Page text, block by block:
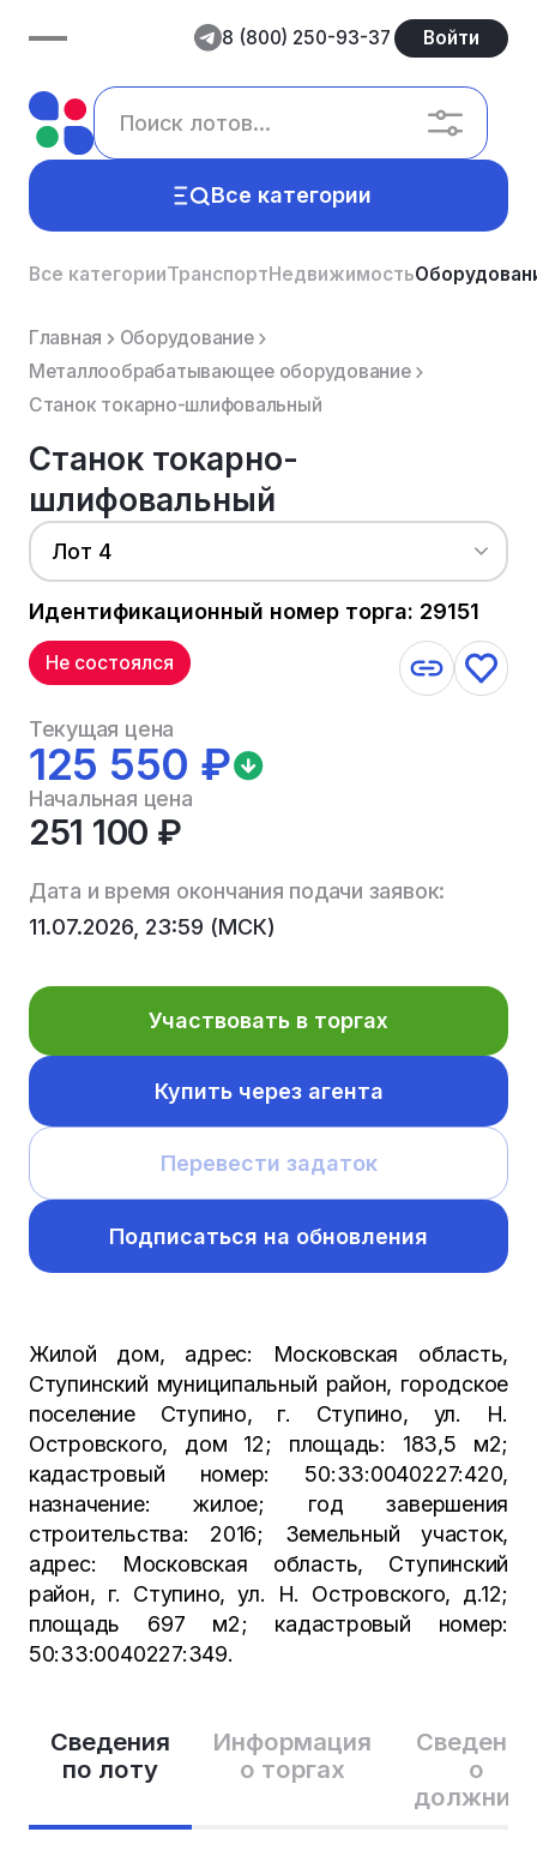
8 (800) 250-93-37 Войти
Все категории
Все категорииТранспортНедвижимость
Главная
Оборудование
Металлообрабатывающее оборудование
Станок токарно-шлифовальный
Станок токарно-
шлифовальный
Лот 4
Идентификационный номер торга: 29151
Сведения
по лоту
Информация
о торгах
Сведения
о
Не состоялся
Текущая цена
125 550 ₽
Начальная цена
251 100 ₽
Дата и время окончания подачи заявок:
11.07.2026, 23:59 (МСК)
Участвовать в торгах
Купить через агента
Перевести задаток
Подписаться на обновления
Жилой дом, адрес: Московская область,
Ступинский муниципальный район, городское
поселение Ступино, г. Ступино, ул. Н.
Островского, дом 12; площадь: 183,5 м2;
кадастровый номер: 50:33:0040227:420,
назначение: жилое; год завершения
строительства: 2016; Земельный участок,
адрес: Московская область, Ступинский
район, г. Ступино, ул. Н. Островского, д.12;
площадь 697 м2; кадастровый номер:
50:33:0040227:349.